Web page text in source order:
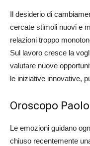
Il desiderio di
cercate stimoli nuovi e
relazioni troppo
Sul lavoro cresce la
valutare nuove
le iniziative innovative,
Oroscopo
Le emozioni guidano
chiuso recentemente